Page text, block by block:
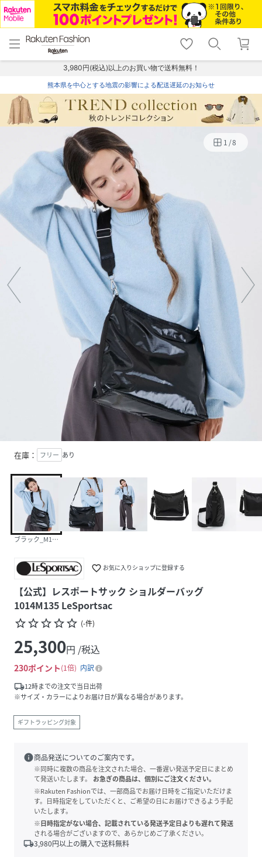
menu home
トップ
shopping_cart lock_outline
ログイン
3,980円(税込)以上のお買い物で送料無料！
熊本県を中心とする地震の影響による配送遅延のお知らせ
1 /8
在庫： フリー あり
ブラック_M135
favorite_border お気に入りショップに登録する
【公式】レスポートサック ショルダーバッグ
1014M135 LeSportsac
star_borderstar_borderstar_borderstar_borderstar_border (-件)
25,300円 /税込
230ポイント 1倍
内訳
local_shipping12時までの注文で当日出荷
※サイズ・カラーによりお届け日が異なる場合があります。
ギフトラッピング対象
info商品発送についてのご案内です。
※同時に複数の商品を注文された場合、一番遅い発送予定日にまとめ
て発送いたします。
お急ぎの商品は、個別にご注文ください。
※Rakuten Fashionでは、一部商品でお届け日時をご指定いただけま
す。日時指定をしていただくと、ご希望の日にお届けできるよう手配
いたします。
※日時指定がない場合、記載されている発送予定日よりも遅れて発送
される場合がございますので、あらかじめご了承ください。
local_shipping3,980円以上の購入で送料無料